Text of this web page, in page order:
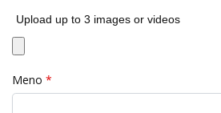
Upload up to 3 images or videos
Meno *